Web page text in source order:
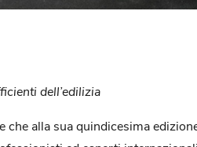
dell’edilizia
alla sua quindicesima